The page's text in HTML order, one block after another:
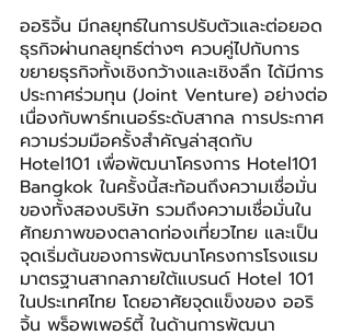
ออริจิ้น มีกลยุทธ์ในการปรับตัวและต่อยอด
ธุรกิจผ่านกลยุทธ์ต่างๆ ควบคู่ไปกับการ
ขยายธุรกิจทั้งเชิงกว้างและเชิงลึก ได้มีการ
ประกาศร่วมทุน (Joint Venture) อย่างต่อ
เนื่องกับพาร์ทเนอร์ระดับสากล การประกาศ
ความร่วมมือครั้งสำคัญล่าสุดกับ
Hotel101 เพื่อพัฒนาโครงการ Hotel101
Bangkok ในครั้งนี้สะท้อนถึงความเชื่อมั่น
ของทั้งสองบริษัท รวมถึงความเชื่อมั่นใน
ศักยภาพของตลาดท่องเที่ยวไทย และเป็น
จุดเริ่มต้นของการพัฒนาโครงการโรงแรม
มาตรฐานสากลภายใต้แบรนด์ Hotel 101
ในประเทศไทย โดยอาศัยจุดแข็งของ ออริ
จิ้น พร็อพเพอร์ตี้ ในด้านการพัฒนา